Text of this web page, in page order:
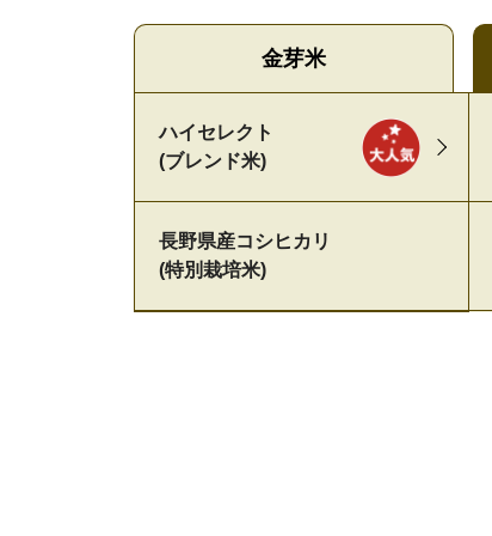
金芽米
ハイセレクト
(ブレンド米)
長野県産コシヒカリ
(特別栽培米)